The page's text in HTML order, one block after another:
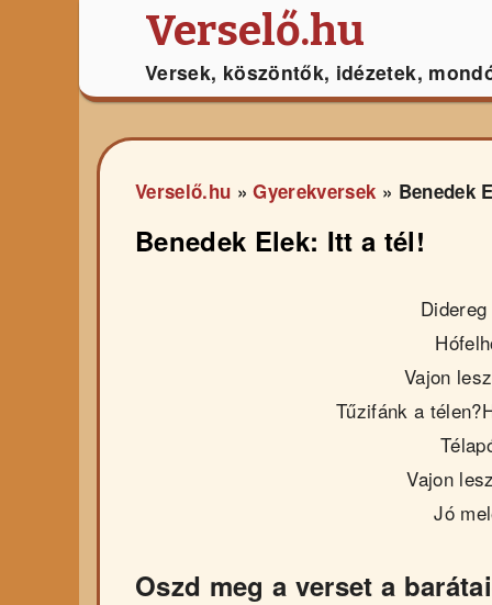
Verselő.hu
Versek, köszöntők, idézetek,
Verselő.hu »Gyerekversek » Benedek
Benedek Elek: Itt a tél!
Vajon
Tűzifánk a
Vajon
Jó
Oszd meg a verset a